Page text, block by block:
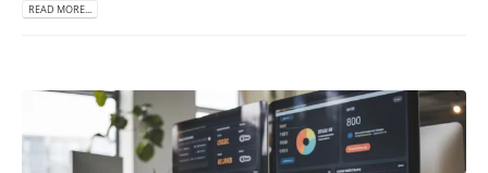
READ MORE...